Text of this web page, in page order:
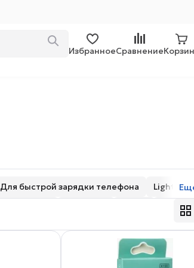
ИзбранноеСравнение
Для быстрой зарядки телефона
Lightning